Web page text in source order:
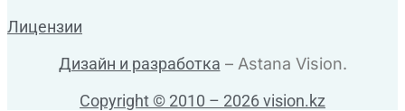
Лицензии
Дизайн и разработка – Astana Vision.
Copyright © 2010 – 2026 vision.kz